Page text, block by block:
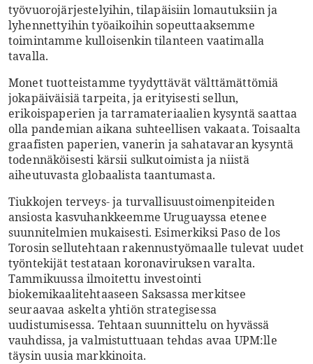
työvuorojärjestelyihin, tilapäisiin lomautuksiin ja
lyhennettyihin työaikoihin sopeuttaaksemme
toimintamme kulloisenkin tilanteen vaatimalla
tavalla.
Monet tuotteistamme tyydyttävät välttämättömiä
jokapäiväisiä tarpeita, ja erityisesti sellun,
erikoispaperien ja tarramateriaalien kysyntä saattaa
olla pandemian aikana suhteellisen vakaata. Toisaalta
graafisten paperien, vanerin ja sahatavaran kysyntä
todennäköisesti kärsii sulkutoimista ja niistä
aiheutuvasta globaalista taantumasta.
Tiukkojen terveys- ja turvallisuustoimenpiteiden
ansiosta kasvuhankkeemme Uruguayssa etenee
suunnitelmien mukaisesti. Esimerkiksi Paso de los
Torosin sellutehtaan rakennustyömaalle tulevat uudet
työntekijät testataan koronaviruksen varalta.
Tammikuussa ilmoitettu investointi
biokemikaalitehtaaseen Saksassa merkitsee
seuraavaa askelta yhtiön strategisessa
uudistumisessa. Tehtaan suunnittelu on hyvässä
vauhdissa, ja valmistuttuaan tehdas avaa UPM:lle
täysin uusia markkinoita.